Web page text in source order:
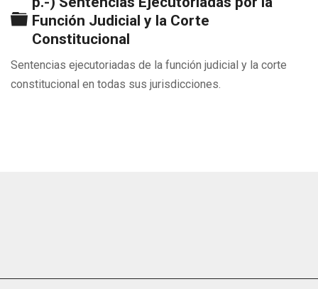
Carpeta
Función Judicial y la Corte
Constitucional
Sentencias ejecutoriadas de la función judicial y la corte
constitucional en todas sus jurisdicciones.